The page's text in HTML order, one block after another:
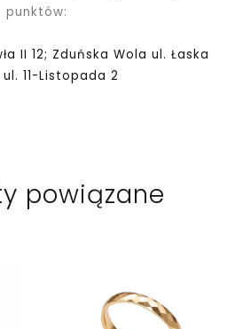
punktów:
II 12; Zduńska Wola ul. Łaska
ul. 11-Listopada 2
powiązane